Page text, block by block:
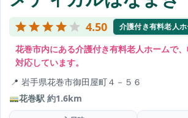
4.50 介護付き有料老人
花巻市内にある介護付き有料老人ホームで
対応しています。
岩手県花巻市御田屋町４－５６
花巻駅 約1.6km